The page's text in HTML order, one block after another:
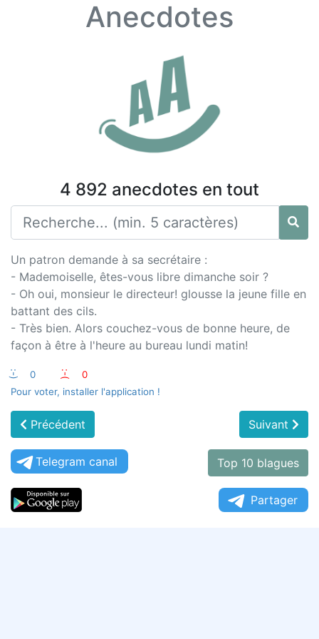
Anecdotes
4 892 anecdotes en tout
Un patron demande à sa secrétaire :
- Mademoiselle, êtes-vous libre dimanche soir ?
- Oh oui, monsieur le directeur! glousse la jeune fille en
battant des cils.
- Très bien. Alors couchez-vous de bonne heure, de
façon à être à l'heure au bureau lundi matin!
:-) 0 :-(
0
Pour voter, installer l'application !
Précédent Suivant
Telegram canal Top 10 blagues
Partager